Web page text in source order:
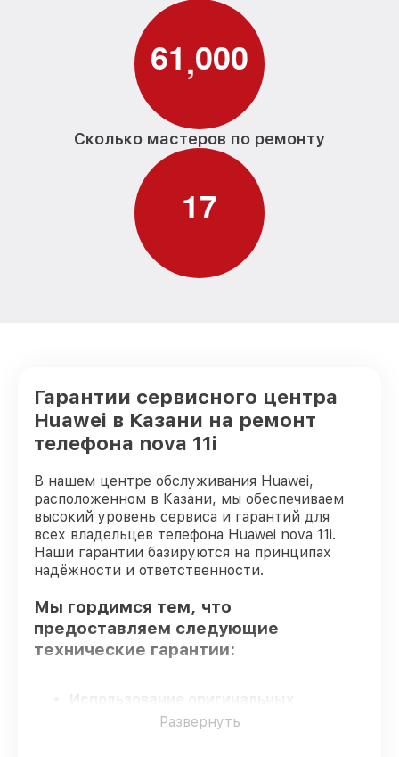
61,000
Сколько мастеров по ремонту
17
Гарантии сервисного центра
Huawei в Казани на ремонт
телефона nova 11i
В нашем центре обслуживания Huawei,
расположенном в Казани, мы обеспечиваем
высокий уровень сервиса и гарантий для
всех владельцев телефона Huawei nova 11i.
Наши гарантии базируются на принципах
надёжности и ответственности.
Мы гордимся тем, что
предоставляем следующие
технические гарантии:
– только подлинные
Развернуть